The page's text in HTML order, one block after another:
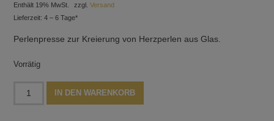
Enthält 19% MwSt. zzgl.Versand
Lieferzeit: 4 – 6 Tage*
Perlenpresse zur Kreierung von Herzperlen aus Glas.
Vorrätig
IN DEN WARENKORB